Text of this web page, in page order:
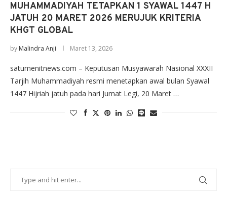
MUHAMMADIYAH TETAPKAN 1 SYAWAL 1447 H
JATUH 20 MARET 2026 MERUJUK KRITERIA
KHGT GLOBAL
by Malindra Anji Maret 13, 2026
satumenitnews.com – Keputusan Musyawarah Nasional XXXII
Tarjih Muhammadiyah resmi menetapkan awal bulan Syawal
1447 Hijriah jatuh pada hari Jumat Legi, 20 Maret …